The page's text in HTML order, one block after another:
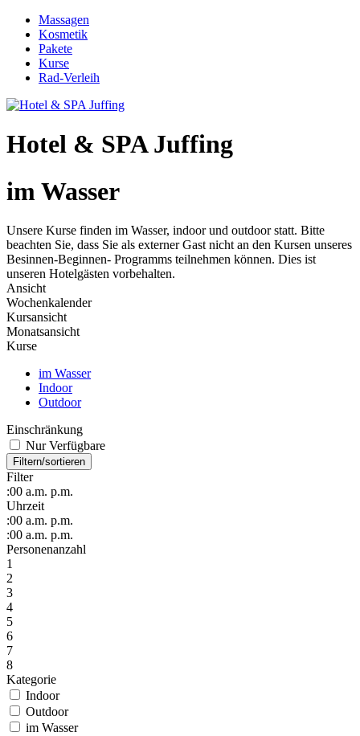
Massagen
Kosmetik
Pakete
Kurse
Rad-Verleih
Hotel & SPA Juffing
im Wasser
Unsere Kurse finden im Wasser, indoor und outdoor statt. Bitte
beachten Sie, dass Sie als externer Gast nicht an den Kursen unseres
Besinnen-Beginnen- Programms teilnehmen können. Dies ist
unseren Hotelgästen vorbehalten.
Ansicht
Wochenkalender
Kursansicht
Monatsansicht
Kurse
im Wasser
Indoor
Outdoor
Einschränkung
Nur Verfügbare
Filtern/sortieren
Filter
:00 a.m. p.m.
Uhrzeit
:00 a.m. p.m.
:00 a.m. p.m.
Personenanzahl
1
2
3
4
5
6
7
8
Kategorie
Indoor
Outdoor
im Wasser